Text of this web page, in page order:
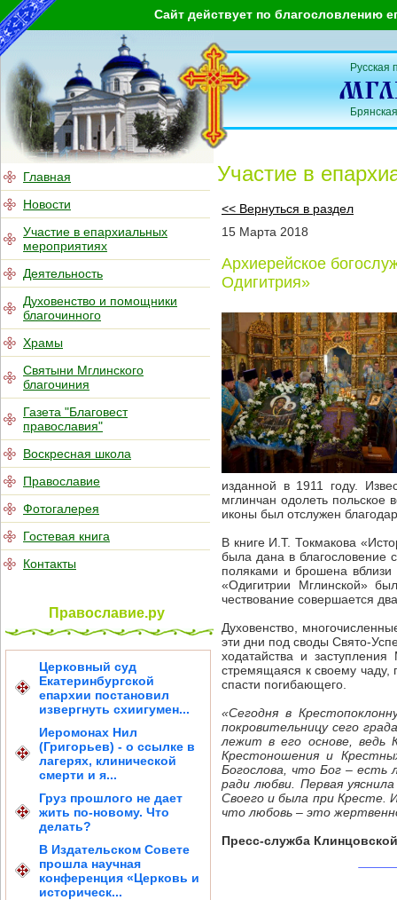
Сайт действует по благословлению
Главная
Новости
Участие в епархиальных
мероприятиях
Деятельность
Духовенство и помощники
благочинного
Храмы
Святыни Мглинского
благочиния
Газета "Благовест
православия"
Воскресная школа
Православие
Фотогалерея
Гостевая книга
Контакты
Православие.ру
Церковный суд
Екатеринбургской
епархии постановил
извергнуть схиигумен...
Иеромонах Нил
(Григорьев) - о ссылке в
лагерях, клинической
смерти и я...
Груз прошлого не дает
жить по-новому. Что
делать?
В Издательском Совете
прошла научная
конференция «Церковь и
историческ...
Русская
Участие в
<< Вернуться в раздел
15 Марта 2018
Архиерейское
Одигитрия»
изданной в 1911 году.
мглинчан одолеть польское
иконы был отслужен
В книге И.Т. Токмакова
была дана в благословение
поляками и брошена вблизи
«Одигитрии Мглинской»
чествование совершается
Духовенство,
эти дни под своды Свято-
ходатайства и
стремящаяся к своему чаду,
спасти погибающего.
«Сегодня в
покровительницу сего
лежит в его основе, ведь
Крестоношения и
Богослова, что Бог – есть
ради любви. Первая
Своего и была при Кресте.
что любовь – это
Пресс-служба